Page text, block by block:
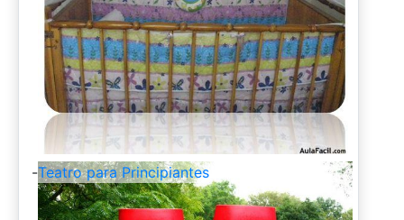
-Teatro para Principiantes